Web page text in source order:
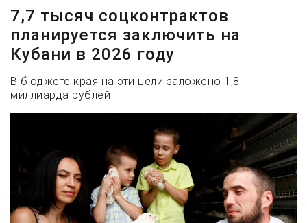
7,7 тысяч соцконтрактов
планируется заключить на
Кубани в 2026 году
В бюджете края на эти цели заложено 1,8
миллиарда рублей